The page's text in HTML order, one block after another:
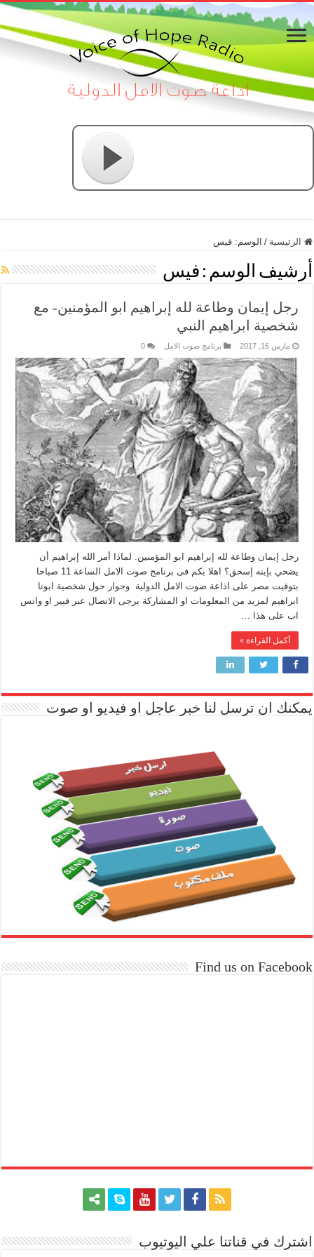
الرئيسية / الوسم: فيس
أرشيف الوسم : فيس
رجل إيمان وطاعة لله إبراهيم ابو المؤمنين- مع
شخصية ابراهيم النبي
مارس 16, 2017 برنامج صوت الامل 0
رجل إيمان وطاعة لله إبراهيم ابو المؤمنين. لماذا أمر الله إبراهيم أن
يضحي بإبنه إسحق؟ اهلا بكم فى برنامج صوت الامل الساعة 11 صباحا
بتوقيت مصر على اذاعة صوت الامل الدولية وحوار حول شخصية ابونا
ابراهيم لمزيد من المعلومات او المشاركة يرجى الاتصال عبر فيبر او واتس
اب على هذا …
أكمل القراءة »
يمكنك ان ترسل لنا خبر عاجل او فيديو او صوت
Find us on Facebook
اشترك في قناتنا علي اليوتيوب